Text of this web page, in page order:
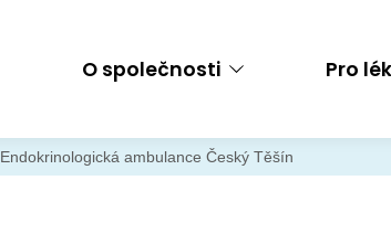
O společnosti Pro
Endokrinologická ambulance Český Těšín